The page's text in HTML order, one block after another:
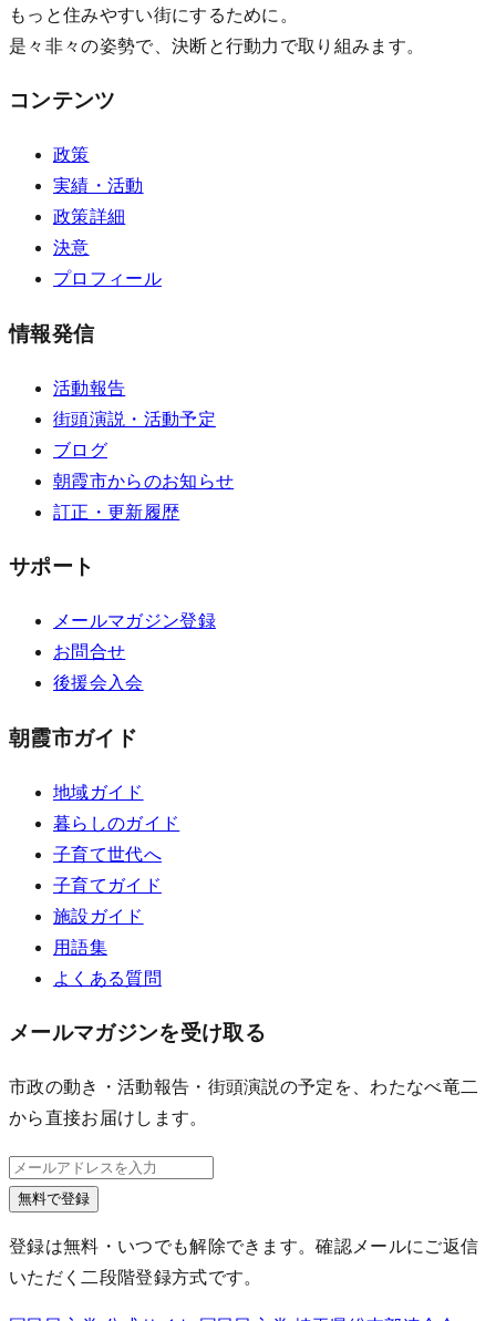
もっと住みやすい街にするために。
是々非々の姿勢で、決断と行動力で取り組みます。
コンテンツ
政策
実績・活動
政策詳細
決意
プロフィール
情報発信
活動報告
街頭演説・活動予定
ブログ
朝霞市からのお知らせ
訂正・更新履歴
サポート
メールマガジン登録
お問合せ
後援会入会
朝霞市ガイド
地域ガイド
暮らしのガイド
子育て世代へ
子育てガイド
施設ガイド
用語集
よくある質問
メールマガジンを受け取る
市政の動き・活動報告・街頭演説の予定を、わたなべ竜二
から直接お届けします。
無料で登録
登録は無料・いつでも解除できます。確認メールにご返信
いただく二段階登録方式です。